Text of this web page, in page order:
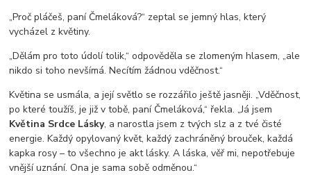
„Proč pláčeš, paní Čmeláková?“ zeptal se jemný hlas, který
vycházel z květiny.
„Dělám pro toto údolí tolik,“ odpověděla se zlomeným hlasem, „ale
nikdo si toho nevšímá. Necítím žádnou vděčnost.“
Květina se usmála, a její světlo se rozzářilo ještě jasněji. „Vděčnost,
po které toužíš, je již v tobě, paní Čmeláková,“ řekla. „Já jsem
Květina Srdce Lásky, a narostla jsem z tvých slz a z tvé čisté
energie. Každý opylovaný květ, každý zachráněný brouček, každá
kapka rosy – to všechno je akt lásky. A láska, věř mi, nepotřebuje
vnější uznání. Ona je sama sobě odměnou.“